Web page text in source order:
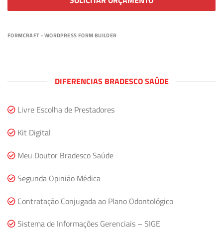
FORMCRAFT - WORDPRESS FORM BUILDER
DIFERENCIAS BRADESCO SAÚDE
Livre Escolha de Prestadores
Kit Digital
Meu Doutor Bradesco Saúde
Segunda Opinião Médica
Contratação Conjugada ao Plano Odontológico
Sistema de Informações Gerenciais – SIGE